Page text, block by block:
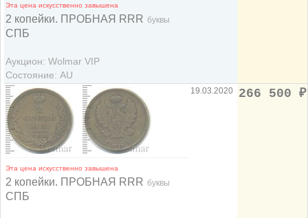
Эта цена искусственно завышена
2 копейки. ПРОБНАЯ RRR буквы
СПБ
Аукцион: Wolmar VIP
Состояние: AU
Эта цена искусственно завышена
2 копейки. ПРОБНАЯ RRR буквы
СПБ
19.03.2020 266 500 ₽